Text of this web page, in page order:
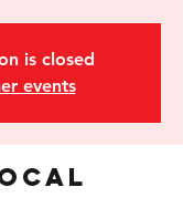
is closed
events